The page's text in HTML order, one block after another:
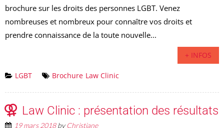
brochure sur les droits des personnes LGBT. Venez
nombreuses et nombreux pour connaître vos droits et
prendre connaissance de la toute nouvelle...
+ INFOS
LGBT Brochure Law Clinic
Law Clinic : présentation des résultats
19 mars 2018byChristiane